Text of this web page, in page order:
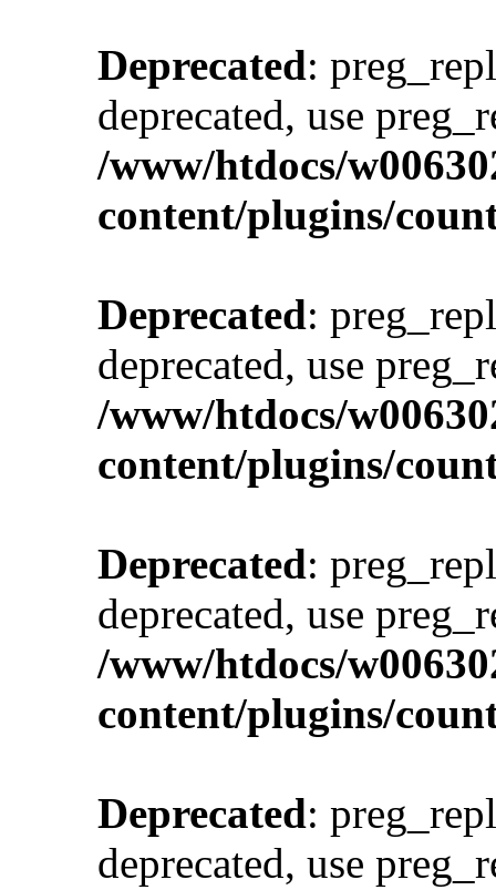
Deprecated:
deprecated, use
/www/htdocs/
content/plugins/
Deprecated:
deprecated, use
/www/htdocs/
content/plugins/
Deprecated:
deprecated, use
/www/htdocs/
content/plugins/
Deprecated:
deprecated, use